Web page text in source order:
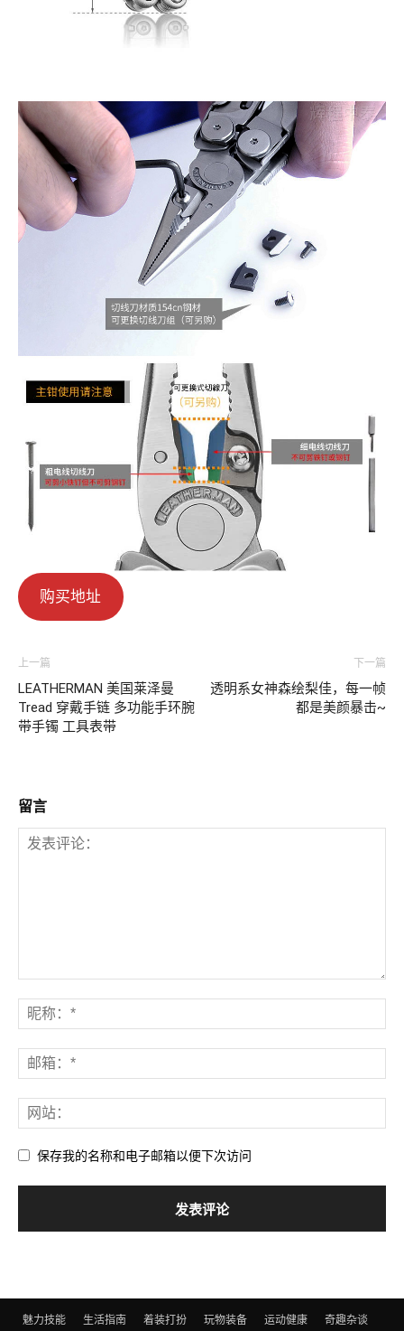
购买地址
上一篇
LEATHERMAN 美国莱泽曼
Tread 穿戴手链 多功能手环腕
带手镯 工具表带
下一篇
透明系女神森绘梨佳，每一帧
都是美颜暴击~
留言
保存我的名称和电子邮箱以便下次访问
魅力技能 生活指南 着装打扮 玩物装备 运动健康
奇趣杂谈